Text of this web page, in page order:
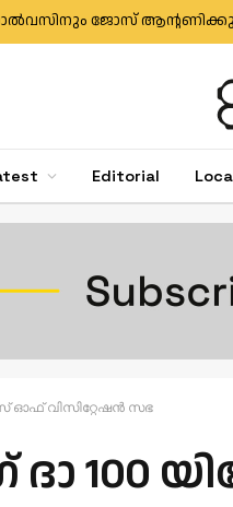
Editorial
ഓഫ് വിസിറ്റേഷൻ സഭ
ദാ